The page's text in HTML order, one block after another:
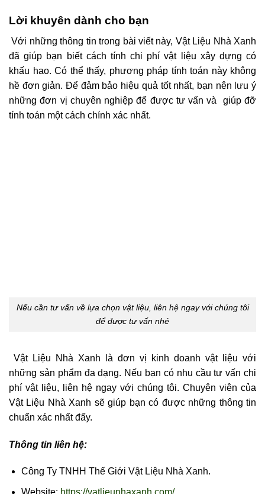
Lời khuyên dành cho bạn
Với những thông tin trong bài viết này, Vật Liệu Nhà Xanh
đã giúp bạn biết cách tính chi phí vật liệu xây dựng có
khấu hao. Có thể thấy, phương pháp tính toán này không
hề đơn giản. Để đảm bảo hiệu quả tốt nhất, bạn nên lưu ý
những đơn vị chuyên nghiệp để được tư vấn và giúp đỡ
tính toán một cách chính xác nhất.
Nếu cần tư vấn về lựa chọn vật liệu, liên hệ ngay với chúng tôi
để được tư vấn nhé
Vật Liệu Nhà Xanh là đơn vị kinh doanh vật liệu với
những sản phẩm đa dạng. Nếu bạn có nhu cầu tư vấn chi
phí vật liệu, liên hệ ngay với chúng tôi. Chuyên viên của
Vật Liệu Nhà Xanh sẽ giúp bạn có được những thông tin
chuẩn xác nhất đấy.
Thông tin liên hệ:
Công Ty TNHH Thế Giới Vật Liệu Nhà Xanh.
Website: https://vatlieunhaxanh.com/.